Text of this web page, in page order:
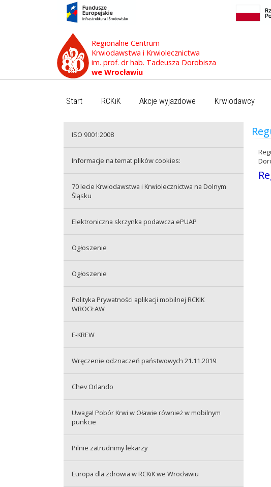
Regionalne Centrum
Krwiodawstwa i Krwiolecznictwa
im. prof. dr hab. Tadeusza Dorobisza
we Wrocławiu
Start RCKiK Akcje wyjazdowe Krwiodawcy
ISO 9001:2008
Informacje na temat plików cookies:
70 lecie Krwiodawstwa i Krwiolecznictwa na Dolnym
Śląsku
Elektroniczna skrzynka podawcza ePUAP
Ogłoszenie
Ogłoszenie
Polityka Prywatności aplikacji mobilnej RCKIK
WROCŁAW
E-KREW
Wręczenie odznaczeń państwowych 21.11.2019
Chev Orlando
Uwaga! Pobór Krwi w Oławie również w mobilnym
punkcie
Pilnie zatrudnimy lekarzy
Europa dla zdrowia w RCKiK we Wrocławiu